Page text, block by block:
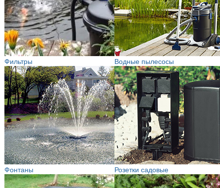
Фильтры Водные пылесосы
Фонтаны Розетки садовые